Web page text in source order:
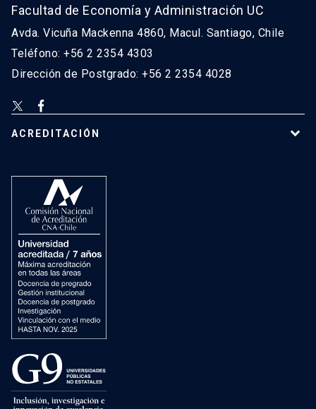
Facultad de Economía y Administración UC
Avda. Vicuña Mackenna 4860, Macul. Santiago, Chile
Teléfono: +56 2 2354 4303
Dirección de Postgrado: +56 2 2354 4028
ACREDITACIÓN